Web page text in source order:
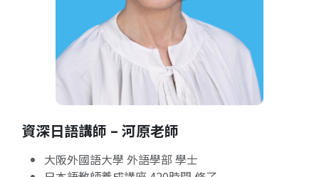
資深日語講師 – 河原老師
大阪外國語大學 外語學部 學士